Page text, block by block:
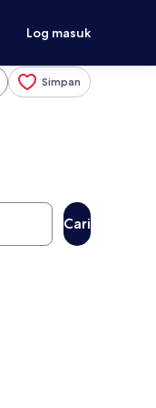
Log masuk
Simpan
Cari